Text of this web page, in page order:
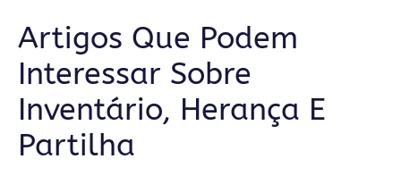
Artigos Que Podem
Interessar Sobre
Inventário, Herança E
Partilha